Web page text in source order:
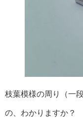
枝葉模様の周り（一
の、わかりますか？